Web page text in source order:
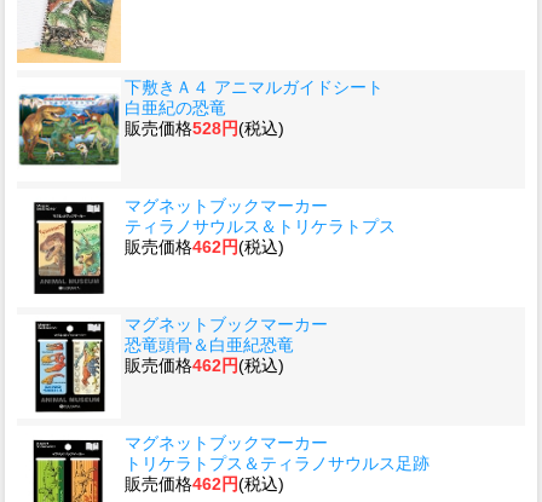
下敷きＡ４ アニマルガイドシート
白亜紀の恐竜
販売価格528円(税込)
マグネットブックマーカー
ティラノサウルス＆トリケラトプス
販売価格462円(税込)
マグネットブックマーカー
恐竜頭骨＆白亜紀恐竜
販売価格462円(税込)
マグネットブックマーカー
トリケラトプス＆ティラノサウルス足跡
販売価格462円(税込)